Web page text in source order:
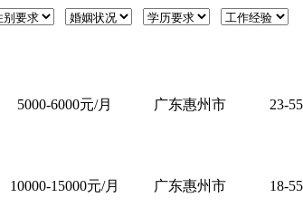
5000-6000元/月 广东惠州市 23-
10000-15000元/月 广东惠州市 18-